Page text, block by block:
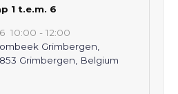
1 t.e.m. 6
10:00 -12:00
Grimbergen,
Grimbergen, Belgium